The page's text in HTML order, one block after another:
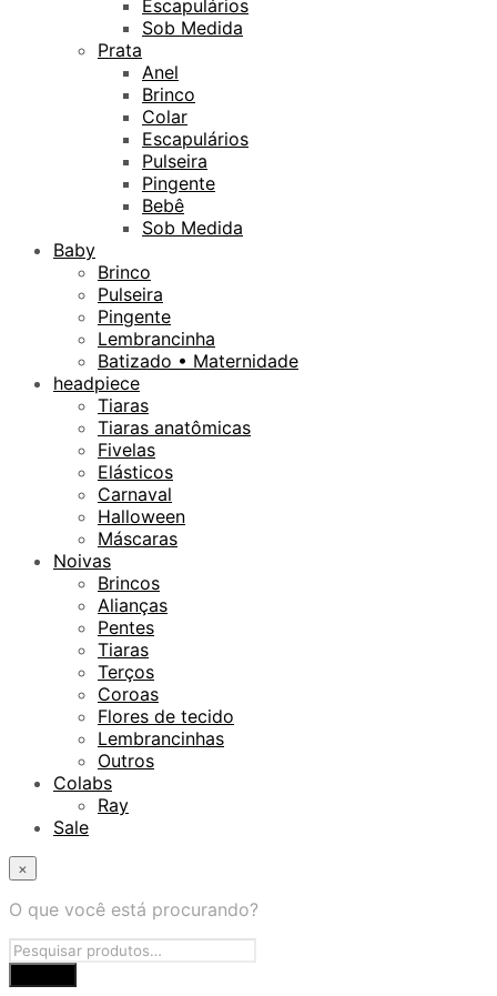
Escapulários
Sob Medida
Prata
Anel
Brinco
Colar
Escapulários
Pulseira
Pingente
Bebê
Sob Medida
Baby
Brinco
Pulseira
Pingente
Lembrancinha
Batizado • Maternidade
headpiece
Tiaras
Tiaras anatômicas
Fivelas
Elásticos
Carnaval
Halloween
Máscaras
Noivas
Brincos
Alianças
Pentes
Tiaras
Terços
Coroas
Flores de tecido
Lembrancinhas
Outros
Colabs
Ray
Sale
×
O que você está procurando?